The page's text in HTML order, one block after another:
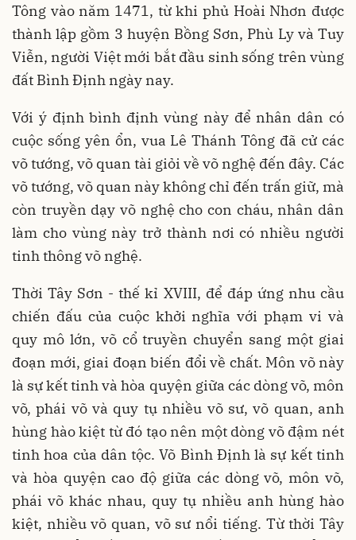
Tông vào năm 1471, từ khi phủ Hoài Nhơn được
thành lập gồm 3 huyện Bồng Sơn, Phù Ly và Tuy
Viễn, người Việt mới bắt đầu sinh sống trên vùng
đất Bình Định ngày nay.
Với ý định bình định vùng này để nhân dân có
cuộc sống yên ổn, vua Lê Thánh Tông đã cử các
võ tướng, võ quan tài giỏi về võ nghệ đến đây. Các
võ tướng, võ quan này không chỉ đến trấn giữ, mà
còn truyền dạy võ nghệ cho con cháu, nhân dân
làm cho vùng này trở thành nơi có nhiều người
tinh thông võ nghệ.
Thời Tây Sơn - thế kỉ XVIII, để đáp ứng nhu cầu
chiến đấu của cuộc khởi nghĩa với phạm vi và
quy mô lớn, võ cổ truyền chuyển sang một giai
đoạn mới, giai đoạn biến đổi về chất. Môn võ này
là sự kết tinh và hòa quyện giữa các dòng võ, môn
võ, phái võ và quy tụ nhiều võ sư, võ quan, anh
hùng hào kiệt từ đó tạo nên một dòng võ đậm nét
tinh hoa của dân tộc. Võ Bình Định là sự kết tinh
và hòa quyện cao độ giữa các dòng võ, môn võ,
phái võ khác nhau, quy tụ nhiều anh hùng hào
kiệt, nhiều võ quan, võ sư nổi tiếng. Từ thời Tây